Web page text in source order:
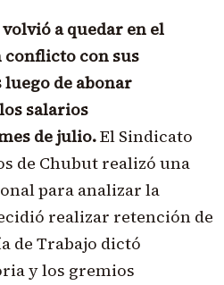
a quedar en el
conflicto con sus
de abonar
salarios
de julio.El Sindicato
de Chubut realizó una
para analizar la
realizar retención de
de Trabajo dictó
y los gremios